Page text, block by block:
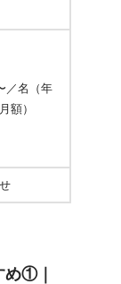
／名（年
額）
め①｜